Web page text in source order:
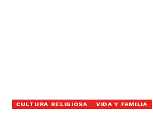
CULTURA RELIGIOSA VIDA Y FAMILIA